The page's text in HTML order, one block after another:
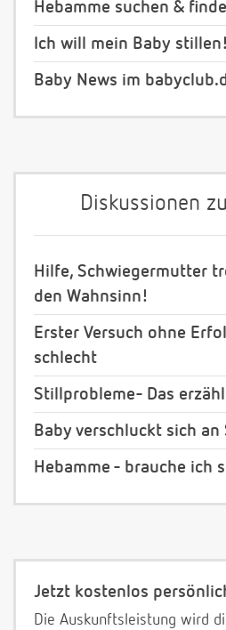
Hebamme suchen &
Ich will mein Baby stillen!
Baby News im
Diskussionen
Hilfe, Schwiegermutter
den Wahnsinn!
Erster Versuch ohne
schlecht
Stillprobleme- Das
Baby verschluckt sich an
Hebamme - brauche ich
Jetzt kostenlos
Die Auskunftsleistung wird